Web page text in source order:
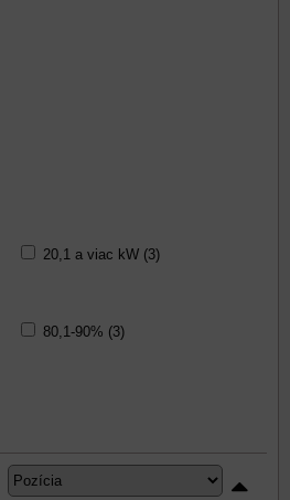
20,1 a viac kW (3)
80,1-90% (3)